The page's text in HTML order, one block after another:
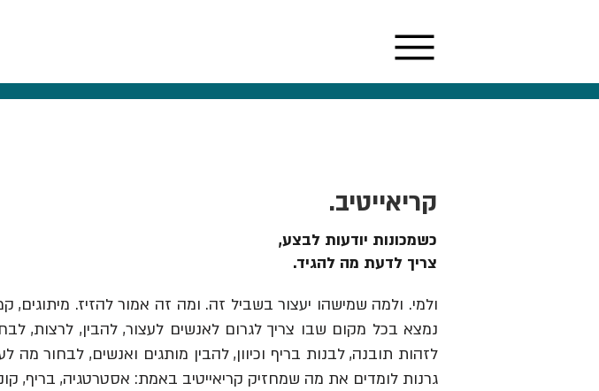
קריאייטיב.
כשמכונות יודעות לבצע,
צריך לדעת מה להגיד.
ולמי. ולמה שמישהו יעצור בשביל זה. ומה זה אמור להזיז. מיתוגים,
נמצא בכל מקום שבו צריך לגרום לאנשים לעצור, להבין, לרצות,
גרנות לומדים את מה שמחזיק קריאייטיב באמת: אסטרטגיה, בריף,